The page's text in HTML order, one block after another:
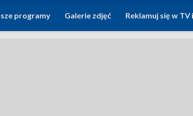
programy Galerie zdjęć Reklamuj się w